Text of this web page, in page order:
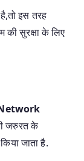
इस तरह
की सुरक्षा के लिए
जरुरत के
जाता है.